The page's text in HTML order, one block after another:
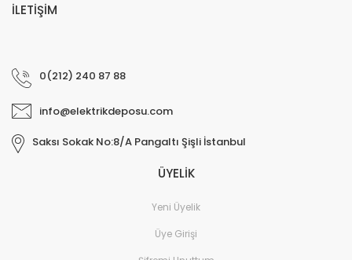
İLETİŞİM
0(212) 240 87 88
info@elektrikdeposu.com
Saksı Sokak No:8/A Pangaltı Şişli İstanbul
ÜYELİK
Yeni Üyelik
Üye Girişi